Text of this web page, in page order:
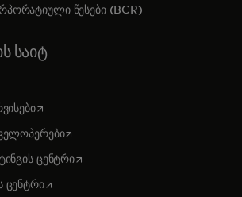
წესები (BCR)
ᲡᲐᲘᲢ
in a new tab
opens in a new tab
opens in a new tab
ცენტრიopens in a new tab
ცენტრიopens in a new tab